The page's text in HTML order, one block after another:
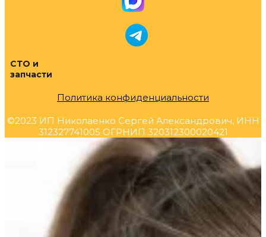
СТО и
запчасти
Политика конфиденциальности
©2023 ИП Николаенко Сергей Александрович, ИНН
312327741005 ОГРНИП 320312300020421